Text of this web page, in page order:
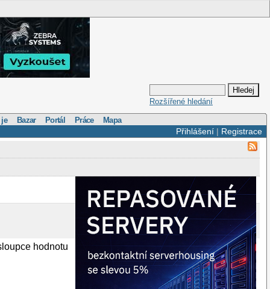
Rozšířené hledání
je Bazar Portál Práce Mapa
Přihlášení| Registrace
hodnotu